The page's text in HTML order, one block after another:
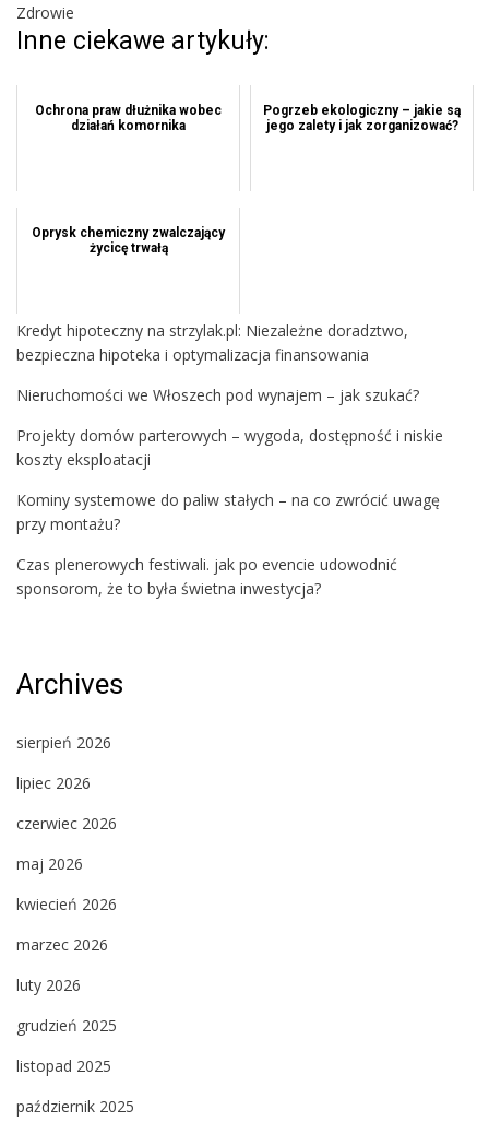
Zdrowie
Inne ciekawe artykuły:
Ochrona praw dłużnika wobec
działań komornika
Pogrzeb ekologiczny – jakie są
jego zalety i jak zorganizować?
Oprysk chemiczny zwalczający
życicę trwałą
Kredyt hipoteczny na strzylak.pl: Niezależne doradztwo,
bezpieczna hipoteka i optymalizacja finansowania
Nieruchomości we Włoszech pod wynajem – jak szukać?
Projekty domów parterowych – wygoda, dostępność i niskie
koszty eksploatacji
Kominy systemowe do paliw stałych – na co zwrócić uwagę
przy montażu?
Czas plenerowych festiwali. jak po evencie udowodnić
sponsorom, że to była świetna inwestycja?
Archives
sierpień 2026
lipiec 2026
czerwiec 2026
maj 2026
kwiecień 2026
marzec 2026
luty 2026
grudzień 2025
listopad 2025
październik 2025